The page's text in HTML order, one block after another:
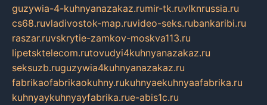
guzywia-4-kuhnyanazakaz.rumir-tk.ruvlknrussia.ru
cs68.ruvladivostok-map.ruvideo-seks.rubankaribi.ru
raszar.ruvskrytie-zamkov-moskva113.ru
lipetsktelecom.rutovudyi4kuhnyanazakaz.ru
seksuzb.ruguzywia4kuhnyanazakaz.ru
fabrikaofabrikaokuhny.rukuhnyaekuhnyaafabrika.ru
kuhnyaykuhnyayfabrika.rue-abis1c.ru